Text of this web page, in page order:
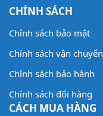
CHÍNH SÁCH
Chính sách bảo mật
Chính sách vận chuyển
Chính sách bảo hành
Chính sách đổi hàng
CÁCH MUA HÀNG